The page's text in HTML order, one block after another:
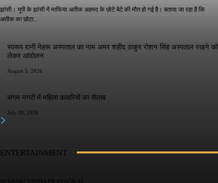
झांसी। यूपी के झांसी में माफिया अतीक अहमद के छोटे बेटे की मौत हो गई है। बताया जा रहा है कि
अतीक का छोटा...
स्वरूप रानी नेहरू अस्पताल का नाम अमर शहीद ठाकुर रोशन सिंह अस्पताल रखने को
लेकर आंदोलन
August 5, 2026
संगम नगरी में महिला कावरियों का सैलाब
July 30, 2026
ENTERTAINMENT
MAHAKUMBHA PRAYAGRAJ